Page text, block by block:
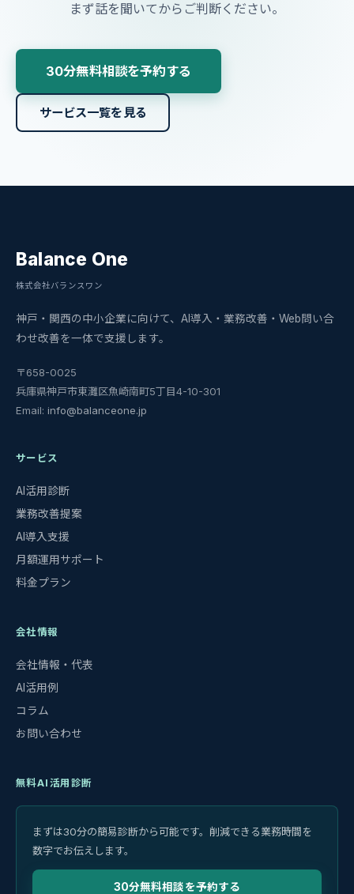
まず話を聞いてからご判断ください。
30分無料相談を予約する
サービス一覧を見る
Balance One
株式会社バランスワン
神戸・関西の中小企業に向けて、AI導入・業務改善・Web問い合
わせ改善を一体で支援します。
〒658-0025
兵庫県神戸市東灘区魚崎南町5丁目4-10-301
Email: info@balanceone.jp
サービス
AI活用診断
業務改善提案
AI導入支援
月額運用サポート
料金プラン
会社情報
会社情報・代表
AI活用例
コラム
お問い合わせ
無料AI活用診断
まずは30分の簡易診断から可能です。削減できる業務時間を
数字でお伝えします。
30分無料相談を予約する